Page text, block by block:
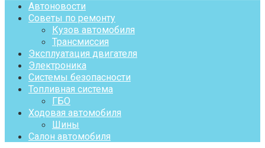
Автоновости
Советы по ремонту
Кузов автомобиля
Трансмиссия
Эксплуатация двигателя
Электроника
Системы безопасности
Топливная система
ГБО
Ходовая автомобиля
Шины
Салон автомобиля